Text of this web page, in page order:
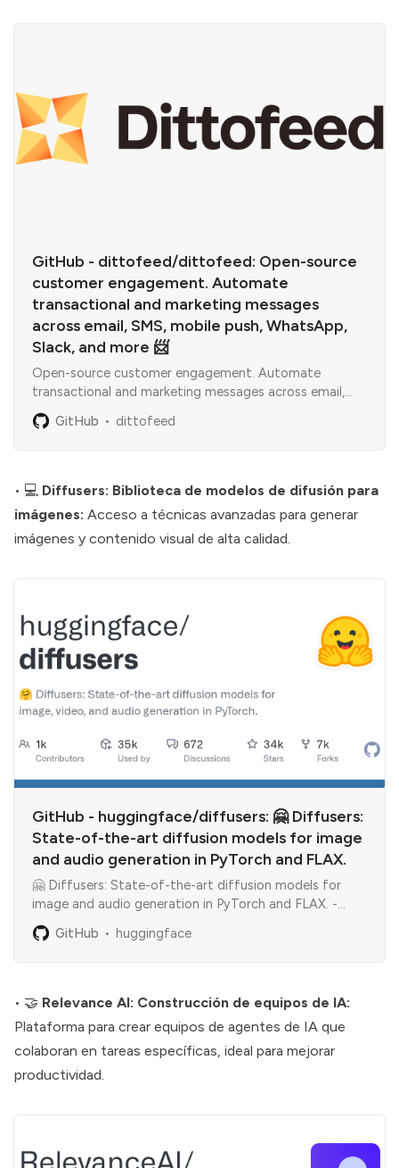
GitHub - dittofeed/dittofeed: Open-source
customer engagement. Automate
transactional and marketing messages
across email, SMS, mobile push, WhatsApp,
Slack, and more 📨
Open-source customer engagement. Automate
transactional and marketing messages across email,
SMS, mobile push, WhatsApp, Slack, and more 📨 -
dittofeed/dittofeed
GitHub dittofeed
• 💻 Diffusers: Biblioteca de modelos de difusión para
imágenes: Acceso a técnicas avanzadas para generar
imágenes y contenido visual de alta calidad.
GitHub - huggingface/diffusers: 🤗 Diffusers:
State-of-the-art diffusion models for image
and audio generation in PyTorch and FLAX.
🤗 Diffusers: State-of-the-art diffusion models for
image and audio generation in PyTorch and FLAX. -
huggingface/diffusers
GitHub huggingface
• 🤝 Relevance AI: Construcción de equipos de IA:
Plataforma para crear equipos de agentes de IA que
colaboran en tareas específicas, ideal para mejorar
productividad.